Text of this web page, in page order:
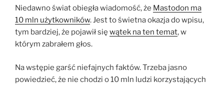
Niedawno świat obiegła wiadomość, że Mastodon ma
10 mln użytkowników. Jest to świetna okazja do wpisu,
tym bardziej, że pojawił się wątek na ten temat, w
którym zabrałem głos.
Na wstępie garść niefajnych faktów. Trzeba jasno
powiedzieć, że nie chodzi o 10 mln ludzi korzystających